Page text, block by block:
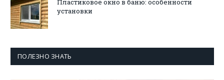
установки
ПОЛЕЗНО ЗНАТЬ